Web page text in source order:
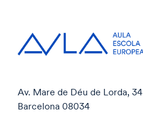
Av. Mare de Déu de Lorda, 34
Barcelona 08034